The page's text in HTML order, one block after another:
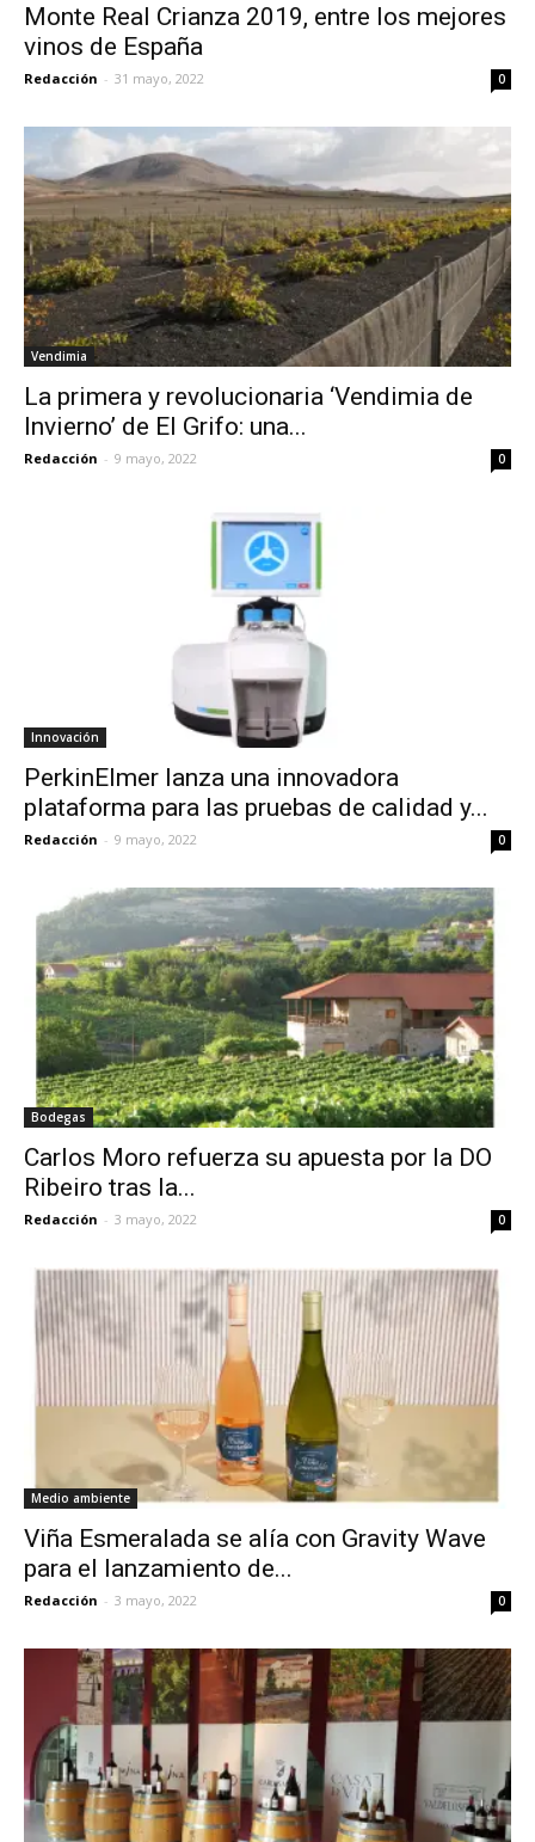
Monte Real Crianza 2019, entre los mejores
vinos de España
Redacción - 31 mayo, 2022 0
Vendimia
La primera y revolucionaria ‘Vendimia de
Invierno’ de El Grifo: una...
Redacción - 9 mayo, 2022 0
Innovación
PerkinElmer lanza una innovadora
plataforma para las pruebas de calidad y...
Redacción - 9 mayo, 2022 0
Bodegas
Carlos Moro refuerza su apuesta por la DO
Ribeiro tras la...
Redacción - 3 mayo, 2022 0
Medio ambiente
Viña Esmeralada se alía con Gravity Wave
para el lanzamiento de...
Redacción - 3 mayo, 2022 0